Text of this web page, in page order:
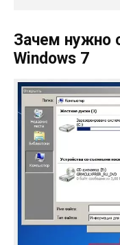
Зачем нужно
Windows 7